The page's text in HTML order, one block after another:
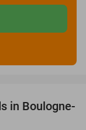
27%
in Boulogne-